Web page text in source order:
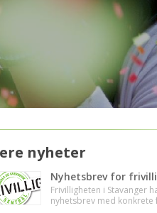
nyheter
Frivilligheten i Stavanger
nyhetsbrev med